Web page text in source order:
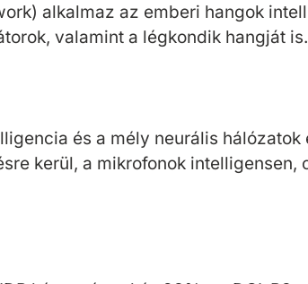
alkalmaz az emberi hangok
valamint a légkondik hangját is.
és a mély neurális hálózatok
kerül, a mikrofonok intelligensen,